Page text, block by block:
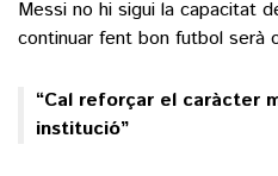
Messi no hi sigui la capacitat
continuar fent bon futbol serà
“Cal reforçar el caràcter
institució”